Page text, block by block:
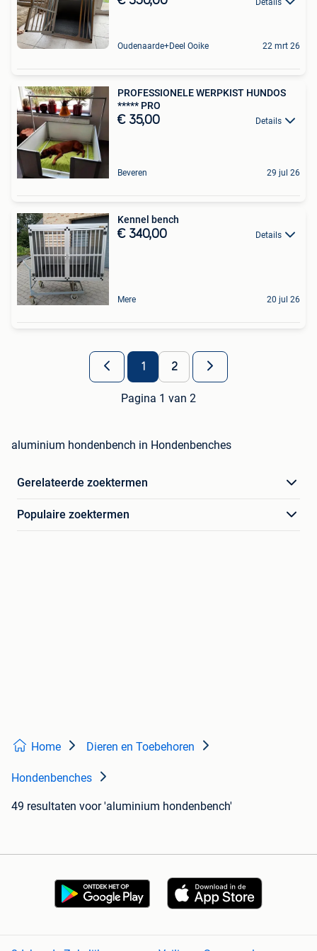
Oudenaarde+Deel Ooike 22 mrt 26
PROFESSIONELE WERPKIST HUNDOS
***** PRO
€ 35,00 Details
Beveren 29 jul 26
Kennel bench
€ 340,00 Details
Mere 20 jul 26
1 2
Pagina 1 van 2
aluminium hondenbench in Hondenbenches
Gerelateerde zoektermen
Populaire zoektermen
Home Dieren en Toebehoren
Hondenbenches
49 resultaten voor 'aluminium hondenbench'